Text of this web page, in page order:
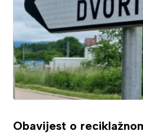
Obavijest o